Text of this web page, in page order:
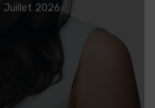
Juillet 2026